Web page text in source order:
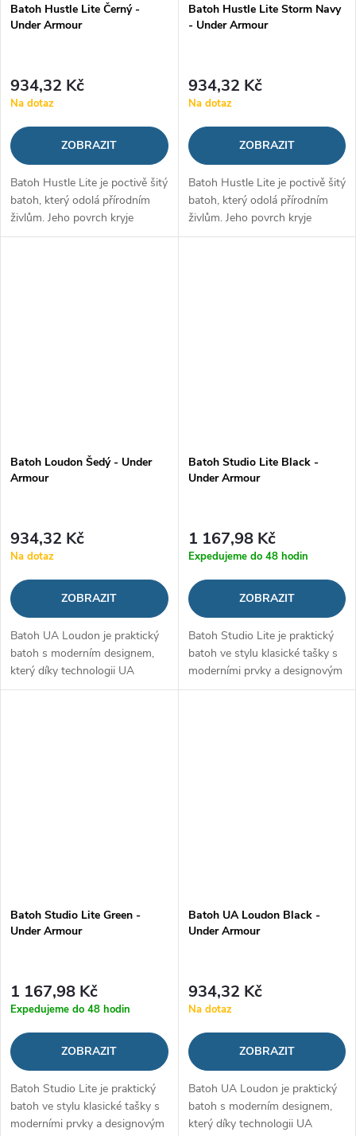
Batoh Hustle Lite Černý -
Under Armour
934,32 Kč
Na dotaz
ZOBRAZIT
Batoh Hustle Lite je poctivě šitý
batoh, který odolá přírodním
živlům. Jeho povrch kryje
technologie UA Storm, která
Batoh Hustle Lite Storm Navy
- Under Armour
934,32 Kč
Na dotaz
ZOBRAZIT
Batoh Hustle Lite je poctivě šitý
batoh, který odolá přírodním
živlům. Jeho povrch kryje
technologie UA Storm, která
Batoh Loudon Šedý - Under
Armour
934,32 Kč
Na dotaz
ZOBRAZIT
Batoh UA Loudon je praktický
batoh s moderním designem,
který díky technologii UA
Storm udrží vaše věci v suchu.
Batoh Studio Lite Black -
Under Armour
1 167,98 Kč
Expedujeme do 48 hodin
ZOBRAZIT
Batoh Studio Lite je praktický
batoh ve stylu klasické tašky s
moderními prvky a designovým
jazykem Under Armour. Pyšní
Batoh Studio Lite Green -
Under Armour
1 167,98 Kč
Expedujeme do 48 hodin
ZOBRAZIT
Batoh Studio Lite je praktický
batoh ve stylu klasické tašky s
moderními prvky a designovým
Batoh UA Loudon Black -
Under Armour
934,32 Kč
Na dotaz
ZOBRAZIT
Batoh UA Loudon je praktický
batoh s moderním designem,
který díky technologii UA